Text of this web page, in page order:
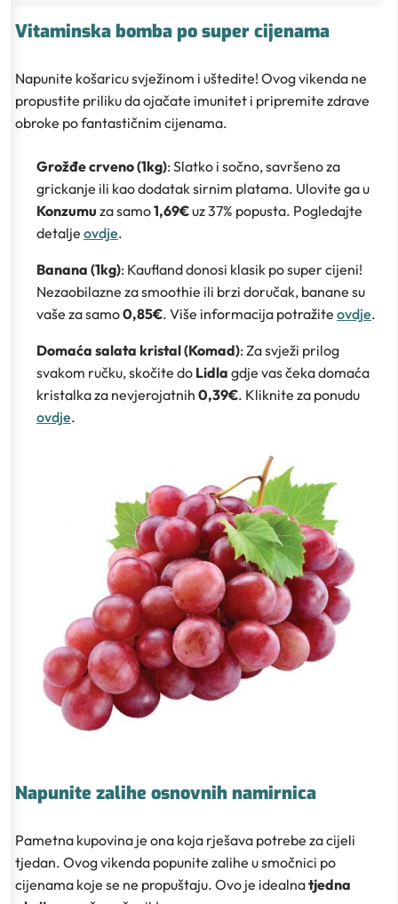
Vitaminska bomba po super cijenama
Napunite košaricu svježinom i uštedite! Ovog vikenda ne
propustite priliku da ojačate imunitet i pripremite zdrave
obroke po fantastičnim cijenama.
Grožđe crveno (1kg): Slatko i sočno, savršeno za
grickanje ili kao dodatak sirnim platama. Ulovite ga u
Konzumu za samo1,69€uz 37% popusta. Pogledajte
detalje ovdje.
Banana (1kg): Kaufland donosi klasik po super cijeni!
Nezaobilazne za smoothie ili brzi doručak, banane su
vaše za samo0,85€. Više informacija potražite ovdje.
Domaća salata kristal (Komad): Za svježi prilog
svakom ručku, skočite do Lidla gdje vas čeka domaća
kristalka za nevjerojatnih 0,39€. Kliknite za ponudu
ovdje.
Napunite zalihe osnovnih namirnica
Pametna kupovina je ona koja rješava potrebe za cijeli
tjedan. Ovog vikenda popunite zalihe u smočnici po
cijenama koje se ne propuštaju. Ovo je idealnatjedna